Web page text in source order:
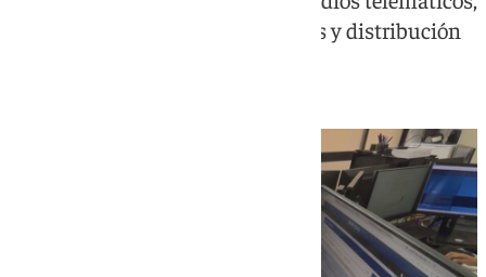
‘grooming’, corrupción de menores y distribución